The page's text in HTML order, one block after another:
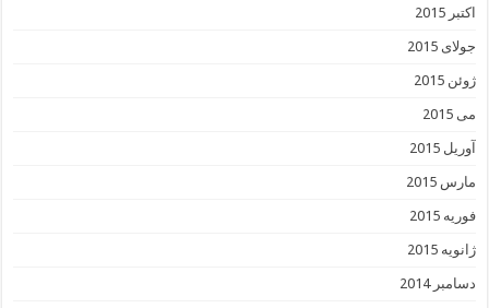
اکتبر 2015
جولای 2015
ژوئن 2015
می 2015
آوریل 2015
مارس 2015
فوریه 2015
ژانویه 2015
دسامبر 2014